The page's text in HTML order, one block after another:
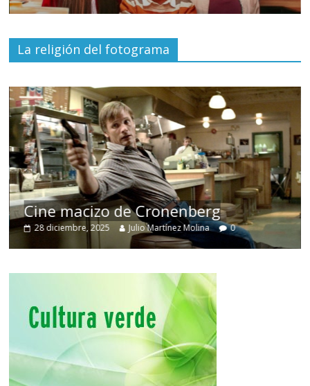
La religión del fotograma
Cine macizo de Cronenberg
28 diciembre, 2025 Julio Martínez Molina 0